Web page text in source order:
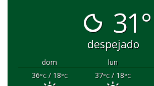
31°
despejado
dom lun
36°C/ 18°C 37°C/ 18°C